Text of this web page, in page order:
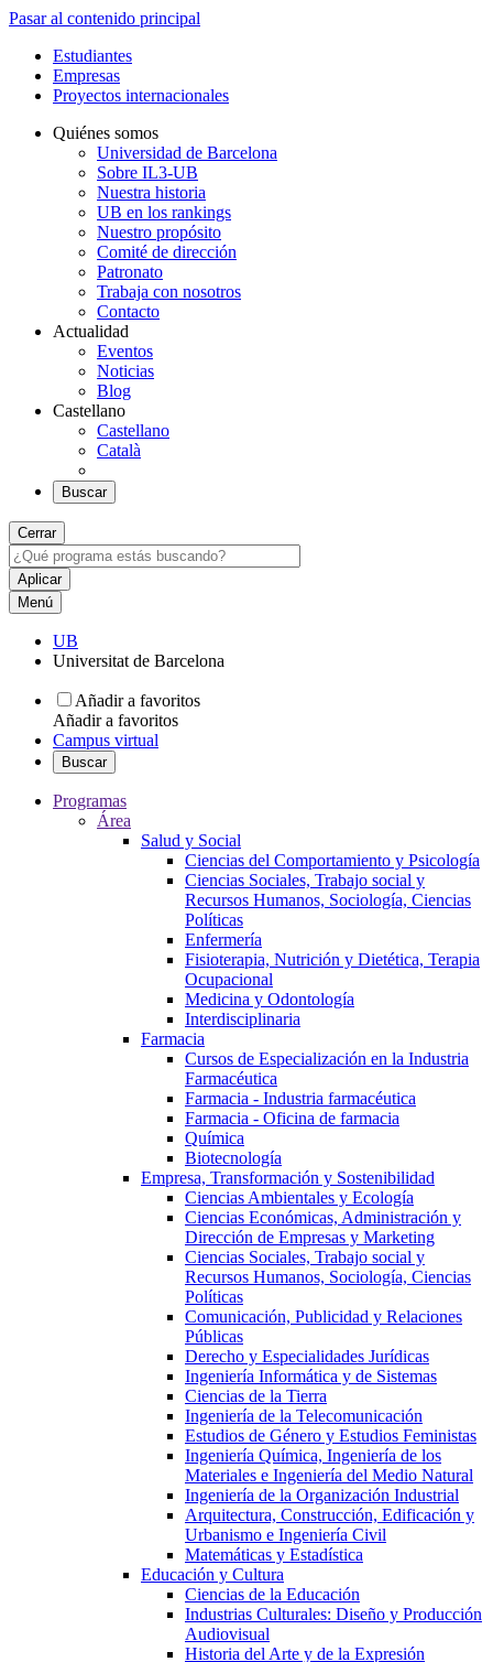
Pasar al contenido principal
Estudiantes
Empresas
Proyectos internacionales
Quiénes somos
Universidad de Barcelona
Sobre IL3-UB
Nuestra historia
UB en los rankings
Nuestro propósito
Comité de dirección
Patronato
Trabaja con nosotros
Contacto
Actualidad
Eventos
Noticias
Blog
Castellano
Castellano
Català
Buscar
Cerrar
Menú
UB
Universitat de Barcelona
Añadir a favoritos
Añadir a favoritos
Campus virtual
Buscar
Programas
Área
Salud y Social
Ciencias del Comportamiento y Psicología
Ciencias Sociales, Trabajo social y
Recursos Humanos, Sociología, Ciencias
Políticas
Enfermería
Fisioterapia, Nutrición y Dietética, Terapia
Ocupacional
Medicina y Odontología
Interdisciplinaria
Farmacia
Cursos de Especialización en la Industria
Farmacéutica
Farmacia - Industria farmacéutica
Farmacia - Oficina de farmacia
Química
Biotecnología
Empresa, Transformación y Sostenibilidad
Ciencias Ambientales y Ecología
Ciencias Económicas, Administración y
Dirección de Empresas y Marketing
Ciencias Sociales, Trabajo social y
Recursos Humanos, Sociología, Ciencias
Políticas
Comunicación, Publicidad y Relaciones
Públicas
Derecho y Especialidades Jurídicas
Ingeniería Informática y de Sistemas
Ciencias de la Tierra
Ingeniería de la Telecomunicación
Estudios de Género y Estudios Feministas
Ingeniería Química, Ingeniería de los
Materiales e Ingeniería del Medio Natural
Ingeniería de la Organización Industrial
Arquitectura, Construcción, Edificación y
Urbanismo e Ingeniería Civil
Matemáticas y Estadística
Educación y Cultura
Ciencias de la Educación
Industrias Culturales: Diseño y Producción
Audiovisual
Historia del Arte y de la Expresión